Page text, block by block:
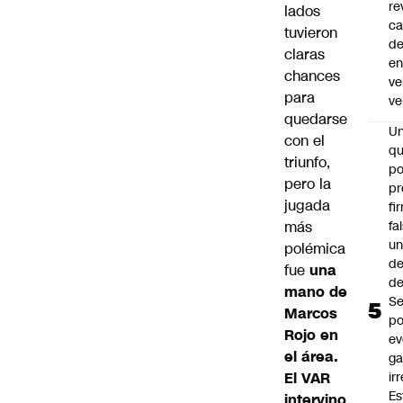
lados
tuvieron
claras
chances
para
quedarse
con el
triunfo,
pero la
jugada
más
polémica
fue una
mano de
Marcos
Rojo en
el área.
El VAR
en